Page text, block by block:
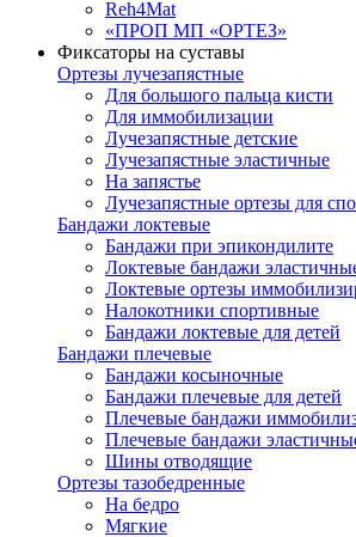
Reh4Mat
«ПРОП МП «ОРТЕЗ»
Фиксаторы на суставы
Ортезы лучезапястные
Для большого пальца кисти
Для иммобилизации
Лучезапястные детские
Лучезапястные эластичные
На запястье
Лучезапястные ортезы для
Бандажи локтевые
Бандажи при эпикондилите
Локтевые бандажи
Локтевые ортезы
Налокотники спортивные
Бандажи локтевые для детей
Бандажи плечевые
Бандажи косыночные
Бандажи плечевые для детей
Плечевые бандажи
Плечевые бандажи
Шины отводящие
Ортезы тазобедренные
На бедро
Мягкие